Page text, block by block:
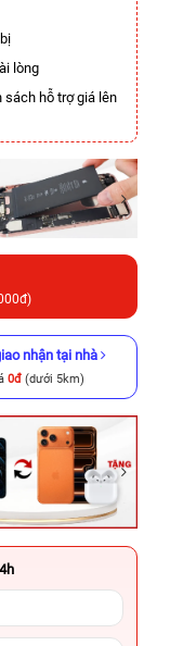
lòng
sách hỗ trợ giá lên
nhận tại nhà
0đ (dưới 5km)